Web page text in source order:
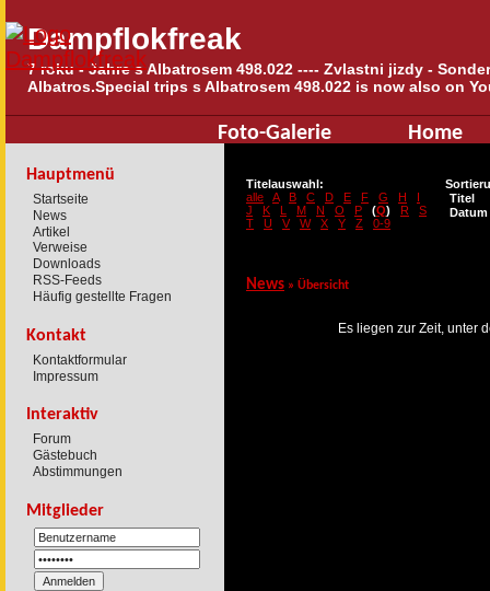
Dampflokfreak
7 roku - Jahre s Albatrosem 498.022 ---- Zvlastni jizdy -
Albatros.Special trips s Albatrosem 498.022 is now also on
Foto-Galerie Home
Hauptmenü
Startseite
News
Artikel
Verweise
Downloads
RSS-Feeds
Häufig gestellte Fragen
Kontakt
Kontaktformular
Impressum
Interaktiv
Forum
Gästebuch
Abstimmungen
Mitglieder
Titelauswahl:
alle
A B C D E F G H
I
J
K L M N O P (Q) R
S
T
U V W X Y Z 0-9
Titel
Datum
News » Übersicht
Es liegen zur Zeit, unter